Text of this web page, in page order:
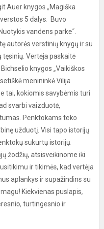
Auer knygos „Magiška
5 dalys. Buvo
vandens parke“.
autorės verstinių knygų ir su
Vertėja paskaitė
knygos „Vaikiškos
menininkė Vilija
tai, kokiomis savybėmis turi
svarbi vaizduotė,
Penktokams teko
užduotį. Visi tapo istorijų
sukurtų istorijų.
žodžių, atsisveikinome iki
ir tikimės, kad vertėja
aplankys ir supažindins su
Kiekvienas puslapis,
turtingesnio ir